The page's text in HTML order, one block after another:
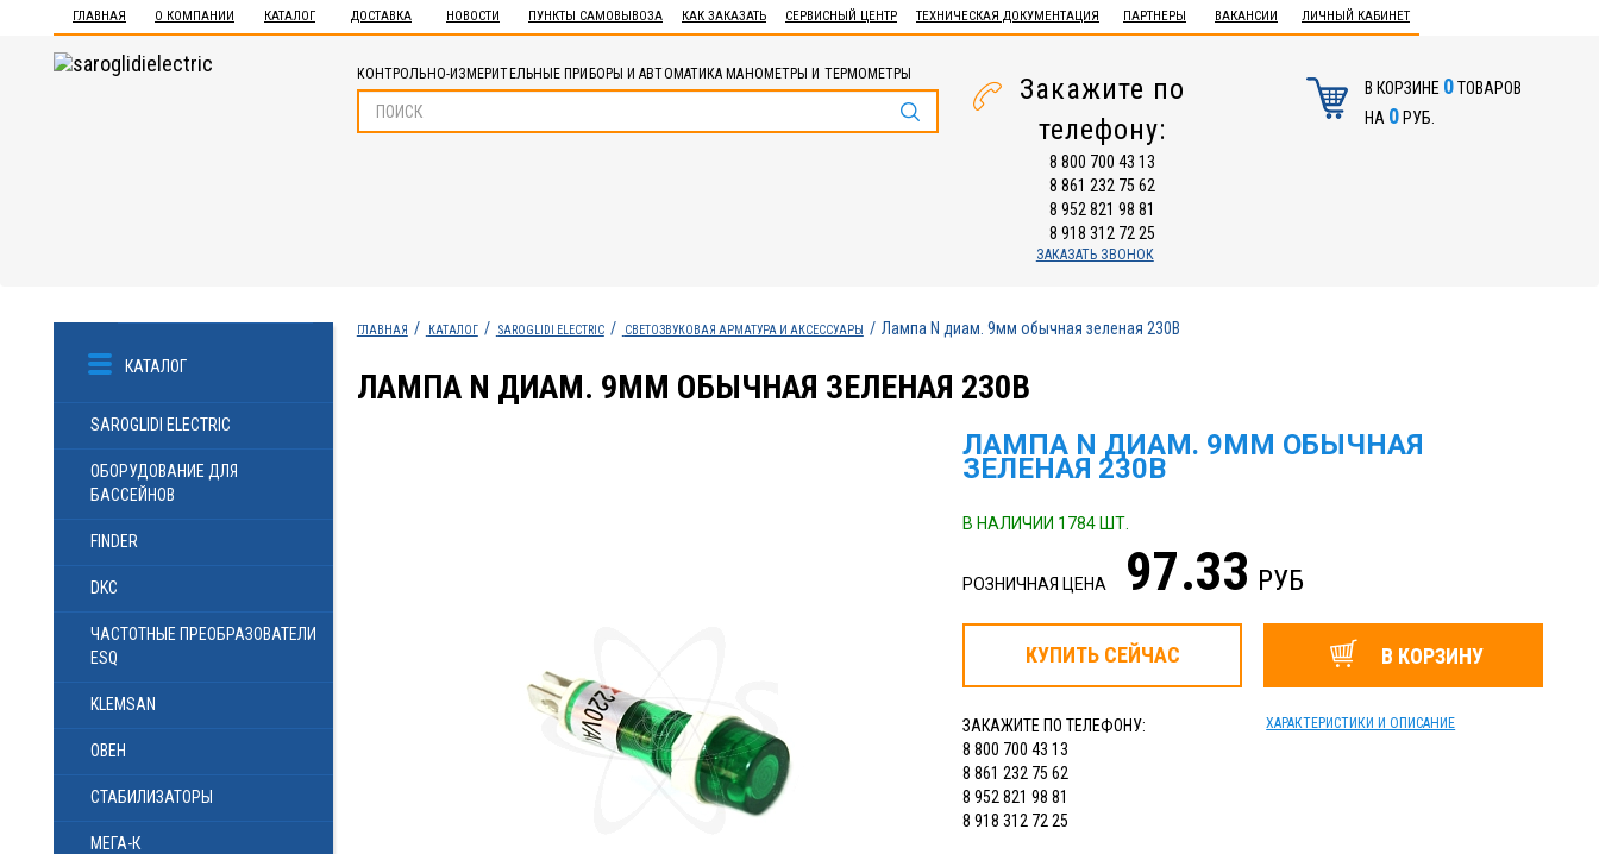
ГЛАВНАЯ О КОМПАНИИ КАТАЛОГ ДОСТАВКА НОВОСТИ ПУНКТЫ САМОВЫВОЗА КАК ЗАКАЗАТЬ СЕРВИСНЫЙ ЦЕНТР ТЕХНИЧЕСКАЯ ДОКУМЕНТАЦИЯ ПАРТНЕРЫ ВАКАНСИИ ЛИЧНЫЙ КАБИНЕТ
КОНТРОЛЬНО-ИЗМЕРИТЕЛЬНЫЕ ПРИБОРЫ И АВТОМАТИКА МАНОМЕТРЫ И ТЕРМОМЕТРЫ
Закажите по
телефону:
8 800 700 43 13
8 861 232 75 62
8 952 821 98 81
8 918 312 72 25
ЗАКАЗАТЬ ЗВОНОК
В КОРЗИНЕ 0ТОВАРОВ
НА 0РУБ.
КАТАЛОГ
SAROGLIDI ELECTRIC
ОБОРУДОВАНИЕ ДЛЯ
БАССЕЙНОВ
FINDER
DKC
ЧАСТОТНЫЕ ПРЕОБРАЗОВАТЕЛИ
ESQ
KLEMSAN
ОВЕН
СТАБИЛИЗАТОРЫ
МЕГА-К
ГЛАВНАЯ КАТАЛОГ SAROGLIDI ELECTRIC СВЕТОЗВУКОВАЯ АРМАТУРА И АКСЕССУАРЫ Лампа N диам. 9мм обычная зеленая 230В
ЛАМПА N ДИАМ. 9ММ ОБЫЧНАЯ ЗЕЛЕНАЯ 230В
ЛАМПА N ДИАМ. 9ММ ОБЫЧНАЯ
ЗЕЛЕНАЯ 230В
В НАЛИЧИИ 1784 ШТ.
РОЗНИЧНАЯ ЦЕНА 97.33 РУБ
КУПИТЬ СЕЙЧАС В КОРЗИНУ
ЗАКАЖИТЕ ПО ТЕЛЕФОНУ:
8 800 700 43 13
8 861 232 75 62
8 952 821 98 81
8 918 312 72 25
ХАРАКТЕРИСТИКИ И ОПИСАНИЕ